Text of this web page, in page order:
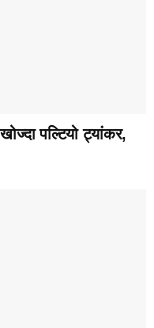
पल्टियो ट्यांकर,